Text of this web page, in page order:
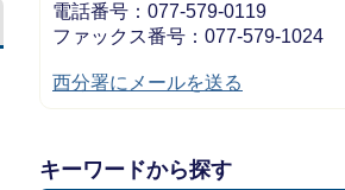
電話番号：077-579-0119
ファックス番号：077-579-1024
西分署にメールを送る
キーワードから探す